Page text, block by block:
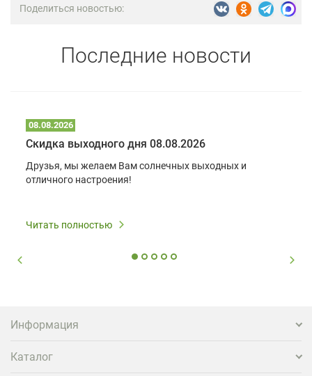
Поделиться новостью:
Последние новости
08.08.2026
Скидка выходного дня 08.08.2026
Друзья, мы желаем Вам солнечных выходных и
отличного настроения!
Читать полностью
Информация
Каталог